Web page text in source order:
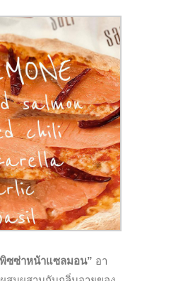
พิซซ่าหน้าแซลมอน” อา